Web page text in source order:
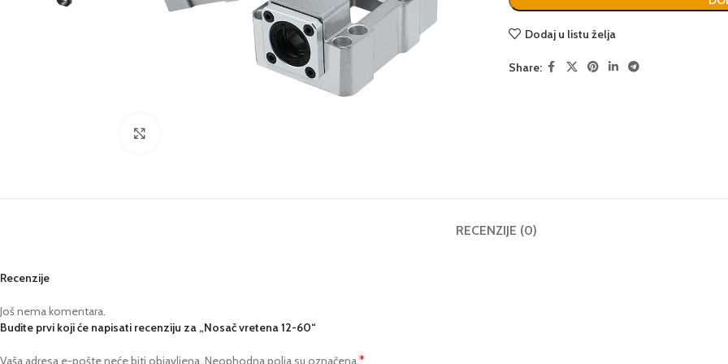
Dodaj u listu želja
Share:
RECENZIJE (0)
Recenzije
Još nema komentara.
Budite prvi koji će napisati recenziju za „Nosač vretena 12-60“
Vaša adresa e-pošte neće biti objavljena. Neophodna polja su označena*